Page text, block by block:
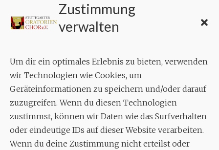
Zustimmung
verwalten
Um dir ein optimales Erlebnis zu bieten, verwenden
wir Technologien wie Cookies, um
Geräteinformationen zu speichern und/oder darauf
zuzugreifen. Wenn du diesen Technologien
zustimmst, können wir Daten wie das Surfverhalten
oder eindeutige IDs auf dieser Website verarbeiten.
Wenn du deine Zustimmung nicht erteilst oder
KONTAKT
Geschäftsstelle:
Aixheimer Str. 18
70619 Stuttgart
MUSIK
Musikalischer Leiter:
Enrico Trummer